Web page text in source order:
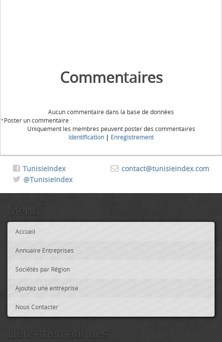
Commentaires
Aucun commentaire dans la base de données
*Poster un commentaire :
Uniquement les membres peuvent poster des commentaires
Identification | Enregistrement
contact@tunisieindex.com
TunisieIndex
@TunisieIndex
Menu
Accueil
Annuaire Entreprises
Sociétés par Région
Ajoutez une entreprise
Nous Contacter
Liens thématiques